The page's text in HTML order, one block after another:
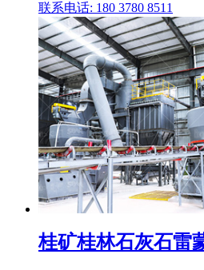
联系电话: 180 3780 8511
桂矿桂林石灰石雷